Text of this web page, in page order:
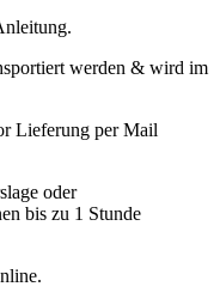
werden & wird im
Lieferung per Mail
oder
bis zu 1 Stunde